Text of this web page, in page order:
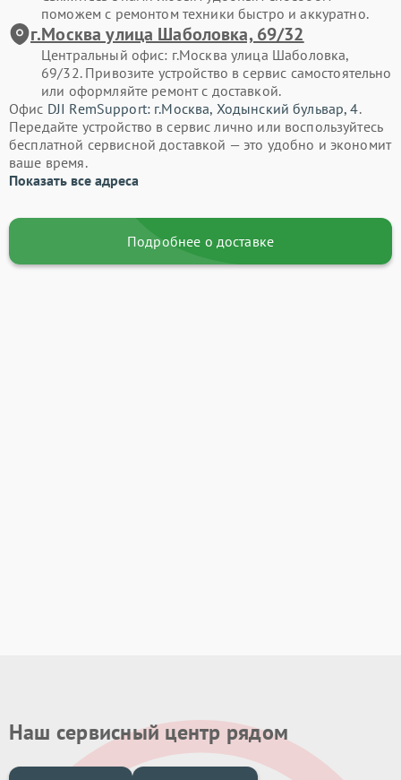
поможем с ремонтом техники быстро и аккуратно.
г.Москва улица Шаболовка, 69/32
Центральный офис: г.Москва улица Шаболовка,
69/32. Привозите устройство в сервис самостоятельно
или оформляйте ремонт с доставкой.
Офис DJI RemSupport: г.Москва, Ходынский бульвар, 4.
Передайте устройство в сервис лично или воспользуйтесь
бесплатной сервисной доставкой — это удобно и экономит
ваше время.
Показать все адреса
Подробнее о доставке
Наш сервисный центр рядом